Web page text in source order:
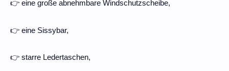
👉 eine große abnehmbare Windschutzscheibe,
👉 eine Sissybar,
👉 starre Ledertaschen,